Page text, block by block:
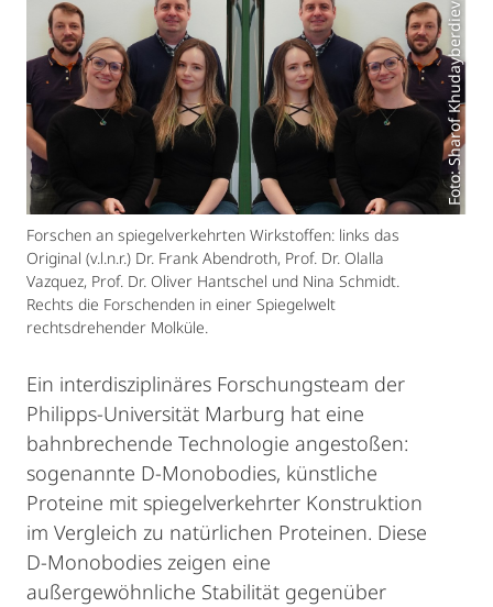
Foto: Sharof Khudayberdiev
Forschen an spiegelverkehrten Wirkstoffen: links das
Original (v.l.n.r.) Dr. Frank Abendroth, Prof. Dr. Olalla
Vazquez, Prof. Dr. Oliver Hantschel und Nina Schmidt.
Rechts die Forschenden in einer Spiegelwelt
rechtsdrehender Molküle.
Ein interdisziplinäres Forschungsteam der
Philipps-Universität Marburg hat eine
bahnbrechende Technologie angestoßen:
sogenannte D-Monobodies, künstliche
Proteine mit spiegelverkehrter Konstruktion
im Vergleich zu natürlichen Proteinen. Diese
D-Monobodies zeigen eine
außergewöhnliche Stabilität gegenüber